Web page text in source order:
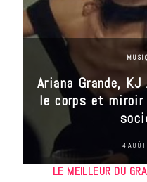
Ariana Grande,
le corps et miroir
4
LE MEILLEUR DU